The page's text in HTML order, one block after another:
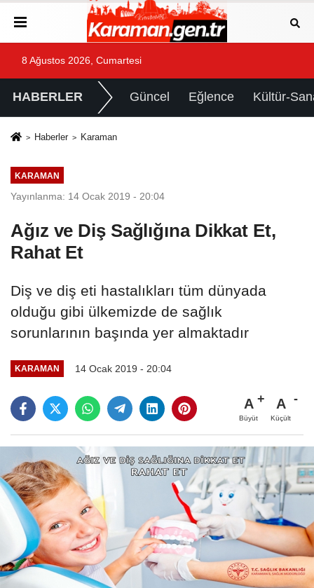
8 Ağustos 2026, Cumartesi
HABERLER Güncel Eğlence Kültür-
Haberler Karaman
KARAMAN
Yayınlanma: 14 Ocak 2019 - 20:04
Ağız ve Diş Sağlığına Dikkat Et,
Rahat Et
Diş ve diş eti hastalıkları tüm dünyada
olduğu gibi ülkemizde de sağlık
sorunlarının başında yer almaktadır
KARAMAN 14 Ocak 2019 - 20:04
A
Büyüt
A
Küçült